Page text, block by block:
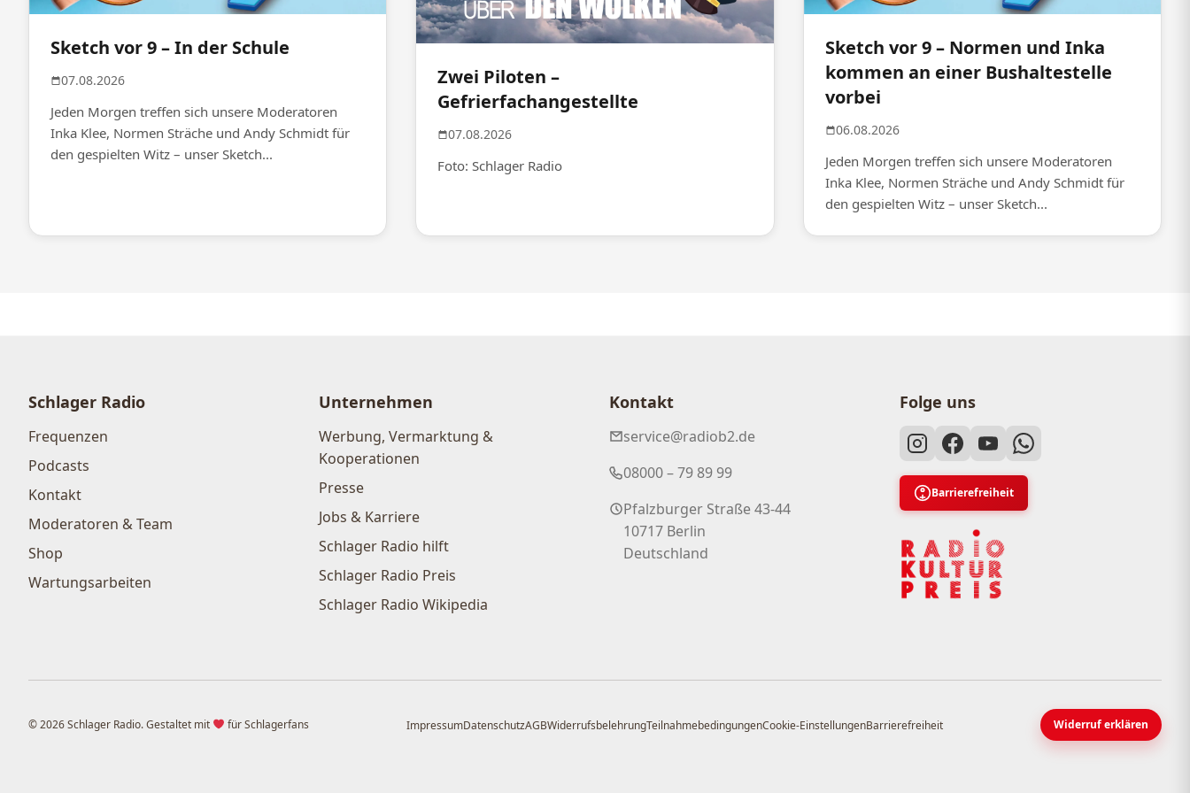
Sketch vor 9 – In der Schule
07.08.2026
Jeden Morgen treffen sich unsere Moderatoren
Inka Klee, Normen Sträche und Andy Schmidt für
den gespielten Witz – unser Sketch...
Zwei Piloten –
Gefrierfachangestellte
07.08.2026
Foto: Schlager Radio
Sketch vor 9 – Normen und Inka
kommen an einer Bushaltestelle
vorbei
06.08.2026
Jeden Morgen treffen sich unsere Moderatoren
Inka Klee, Normen Sträche und Andy Schmidt für
den gespielten Witz – unser Sketch...
Schlager Radio
Frequenzen
Podcasts
Kontakt
Moderatoren & Team
Shop
Wartungsarbeiten
Unternehmen
Werbung, Vermarktung &
Kooperationen
Presse
Jobs & Karriere
Schlager Radio hilft
Schlager Radio Preis
Schlager Radio Wikipedia
Kontakt
service@radiob2.de
08000 – 79 89 99
Pfalzburger Straße 43-44
10717 Berlin
Deutschland
Folge uns
Barrierefreiheit
© 2026 Schlager Radio. Gestaltet mit für Schlagerfans ImpressumDatenschutzAGBWiderrufsbelehrungTeilnahmebedingungenCookie-EinstellungenBarrierefreiheit Widerruf erklären